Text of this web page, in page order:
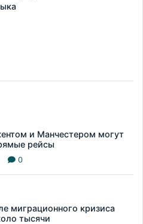
и Манчестером могут
рейсы
0
миграционного кризиса
тысячи